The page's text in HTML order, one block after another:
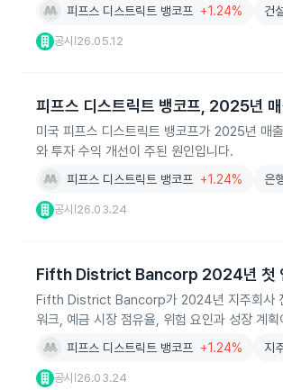
피프스 디스트릭트 뱅코프 +1.24% 건
공시 26.05.12
피프스 디스트릭트 뱅코프, 2025년 매
미국 피프스 디스트릭트 뱅코프가 2025년
와 투자 수익 개선이 주된 원인입니다.
피프스 디스트릭트 뱅코프 +1.24% 은
공시 26.03.24
Fifth District Bancorp 2024년 첫 연
Fifth District Bancorp가 2024년 지주회사 전
워크, 예금 시장 점유율, 위험 요인과 성장 계획
피프스 디스트릭트 뱅코프 +1.24% 지
공시 26.03.24